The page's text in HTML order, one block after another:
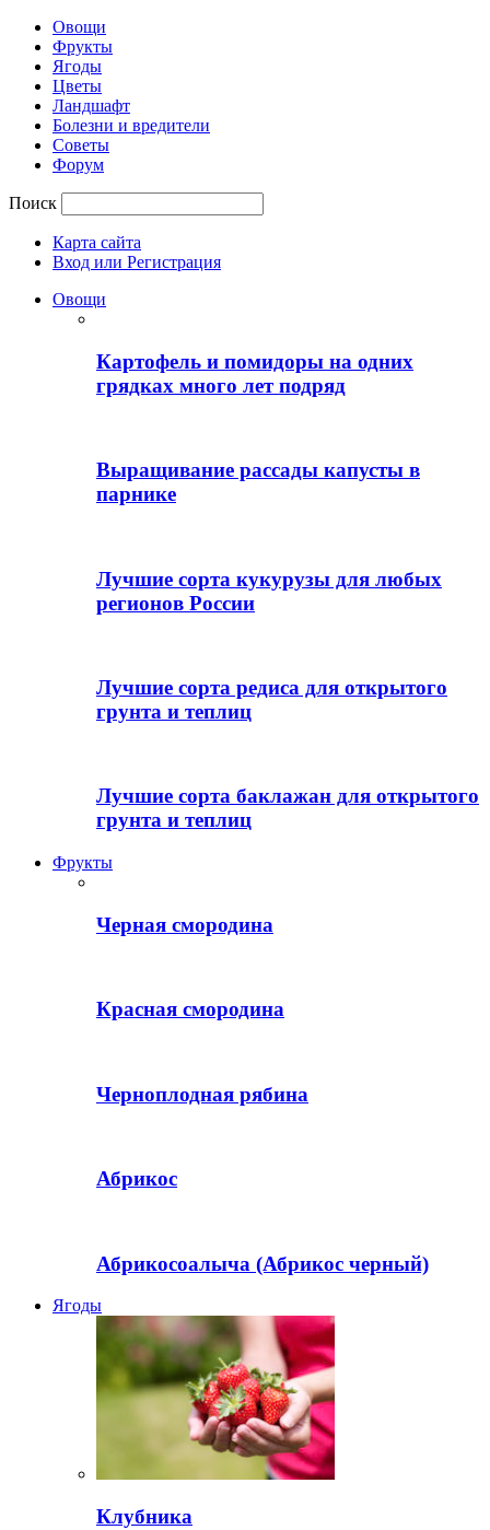
Овощи
Фрукты
Ягоды
Цветы
Ландшафт
Болезни и вредители
Советы
Форум
Поиск
Карта сайта
Вход или Регистрация
Овощи
Картофель и помидоры на одних
грядках много лет подряд
Выращивание рассады капусты в
парнике
Лучшие сорта кукурузы для любых
регионов России
Лучшие сорта редиса для открытого
грунта и теплиц
Лучшие сорта баклажан для открытого
грунта и теплиц
Фрукты
Черная смородина
Красная смородина
Черноплодная рябина
Абрикос
Абрикосоалыча (Абрикос черный)
Ягоды
Клубника